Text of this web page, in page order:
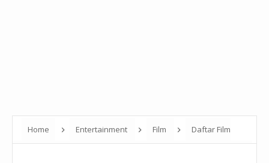
Home Entertainment Film Daftar Film